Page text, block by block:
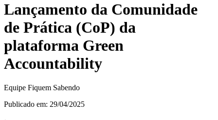
Lançamento da Comunidade
de Prática (CoP) da
plataforma Green
Accountability
Equipe Fiquem Sabendo
Publicado em: 29/04/2025